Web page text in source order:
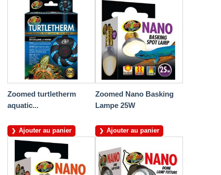
Zoomed turtletherm
aquatic...
Ajouter au panier
Zoomed Nano Basking
Lampe 25W
Ajouter au panier